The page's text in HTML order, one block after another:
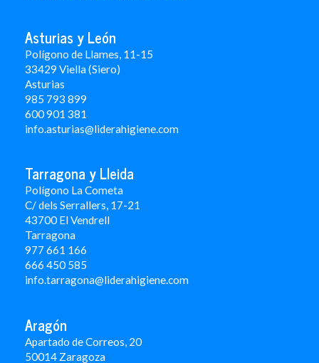
Asturias y León
Polígono de Llames, 11-15
33429 Viella (Siero)
Asturias
985 793 899
600 901 381
info.asturias@liderahigiene.com
Tarragona y Lleida
Polígono La Cometa
C/ dels Serrallers, 17-21
43700 El Vendrell
Tarragona
977 661 166
666 450 585
info.tarragona@liderahigiene.com
Aragón
Apartado de Correos, 20
50014 Zaragoza